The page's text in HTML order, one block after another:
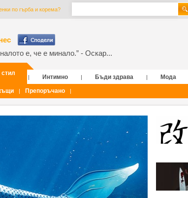
по гърба и корема?
е, че е минало.” - Оскар...
стил
| Интимно | Бъди здрава |
Мода
| Препоръчано |